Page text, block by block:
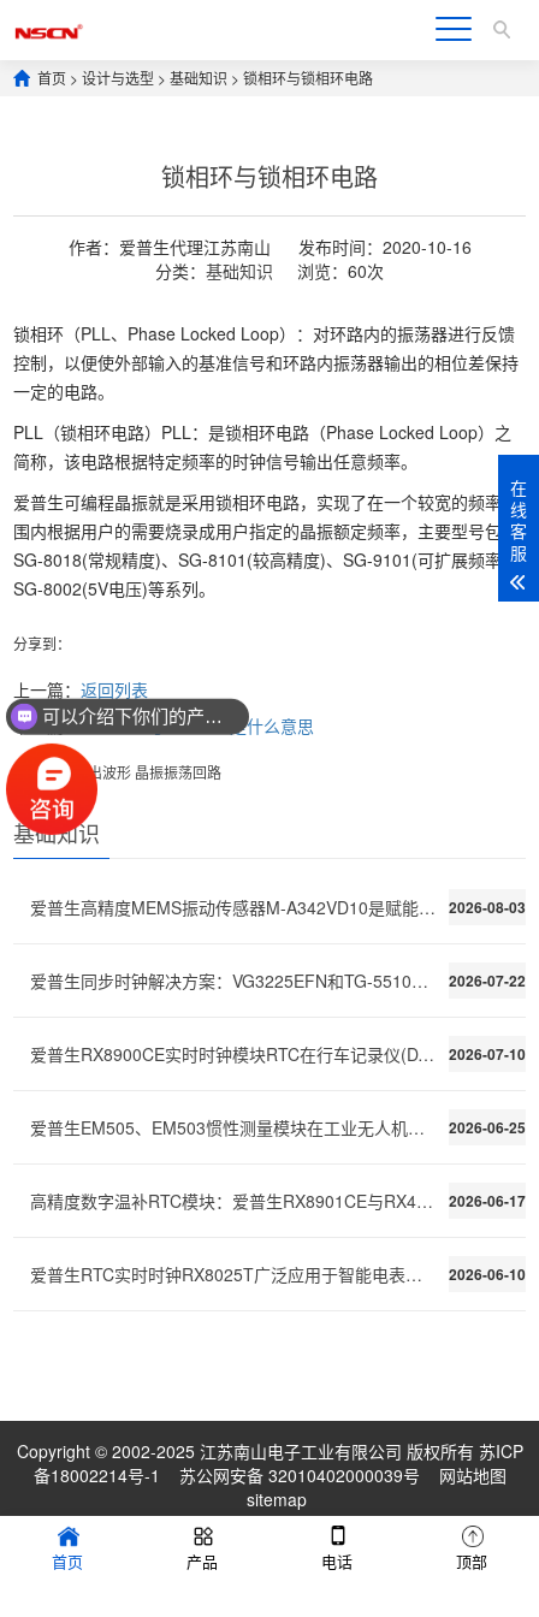
首页 >设计与选型 >基础知识 > 锁相环与锁相环电路
锁相环与锁相环电路
作者：爱普生代理江苏南山
发布时间：2020-10-16
分类： 基础知识 浏览：60次
锁相环（PLL、Phase Locked Loop）：对环路内的振荡器进行反馈
控制，以便使外部输入的基准信号和环路内振荡器输出的相位差保持
一定的电路。
PLL（锁相环电路）PLL：是锁相环电路（Phase Locked Loop）之
简称，该电路根据特定频率的时钟信号输出任意频率。
爱普生可编程晶振就是采用锁相环电路，实现了在一个较宽的频率范
围内根据用户的需要烧录成用户指定的晶振额定频率，主要型号包括
SG-8018(常规精度)、SG-8101(较高精度)、SG-9101(可扩展频率)、
SG-8002(5V电压)等系列。
分享到：
上一篇：返回列表
下一篇：SPI-BUS与I2C-BUS是什么意思
晶振输出波形 晶振振荡回路
基础知识
2026-08-03
爱普生高精度MEMS振动传感器M-A342VD10是赋能机器健康
2026-07-22
爱普生同步时钟解决方案：VG3225EFN和TG-5510CA为嵌入式
2026-07-10
爱普生RX8900CE实时时钟模块RTC在行车记录仪(DVR)和事
2026-06-25
爱普生EM505、EM503惯性测量模块在工业无人机飞控上的
2026-06-17
高精度数字温补RTC模块：爱普生RX8901CE与RX4901CE产品
2026-06-10
爱普生RTC实时时钟RX8025T广泛应用于智能电表、电力采
Copyright © 2002-2025 江苏南山电子工业有限公司 版权所有 苏ICP
备18002214号-1
苏公网安备 32010402000039号
网站地图
sitemap
首页 产品 电话 顶部
在
线
客
服
可以介绍下你们的产品么？